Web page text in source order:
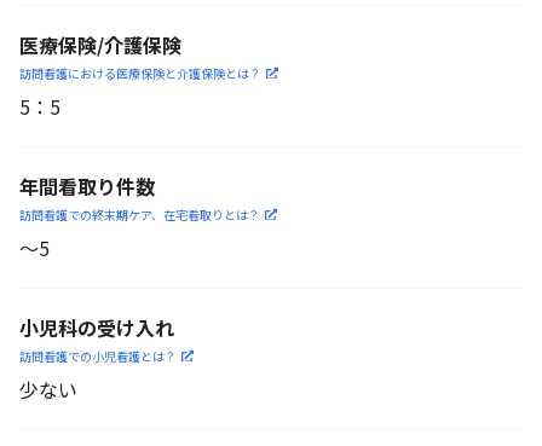
医療保険/介護保険
訪問看護における医療保険と介護保険とは？
5 ： 5
年間看取り件数
訪問看護での終末期ケア、 在宅看取りとは？
〜5
小児科の受け入れ
訪問看護での小児看護とは？
少ない